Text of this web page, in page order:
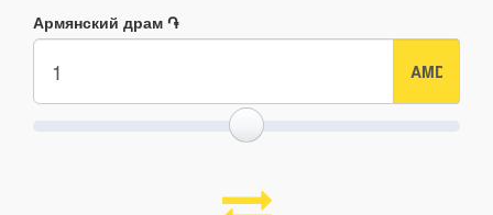
Армянский драм ֏